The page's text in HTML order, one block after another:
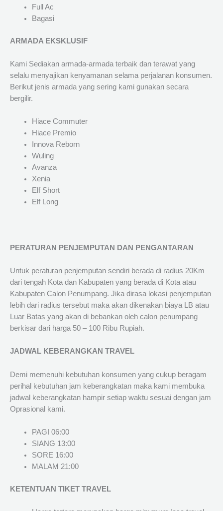
Full Ac
Bagasi
ARMADA EKSKLUSIF
Kami Sediakan armada-armada terbaik dan terawat yang
selalu menyajikan kenyamanan selama perjalanan konsumen.
Berikut jenis armada yang sering kami gunakan secara
bergilir.
Hiace Commuter
Hiace Premio
Innova Reborn
Wuling
Avanza
Xenia
Elf Short
Elf Long
PERATURAN PENJEMPUTAN DAN PENGANTARAN
Untuk peraturan penjemputan sendiri berada di radius 20Km
dari tengah Kota dan Kabupaten yang berada di Kota atau
Kabupaten Calon Penumpang. Jika dirasa lokasi penjemputan
lebih dari radius tersebut maka akan dikenakan biaya LB atau
Luar Batas yang akan di bebankan oleh calon penumpang
berkisar dari harga 50 – 100 Ribu Rupiah.
JADWAL KEBERANGKAN TRAVEL
Demi memenuhi kebutuhan konsumen yang cukup beragam
perihal kebutuhan jam keberangkatan maka kami membuka
jadwal keberangkatan hampir setiap waktu sesuai dengan jam
Oprasional kami.
PAGI 06:00
SIANG 13:00
SORE 16:00
MALAM 21:00
KETENTUAN TIKET TRAVEL